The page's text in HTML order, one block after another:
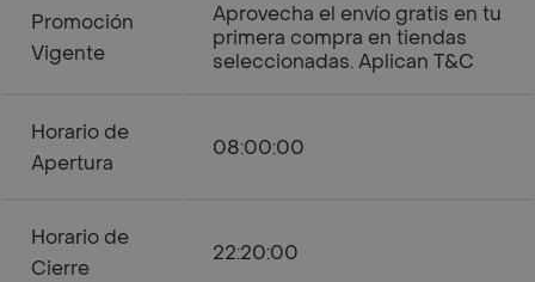
Promoción
Vigente
Aprovecha el envío gratis en tu
primera compra en tiendas
seleccionadas. Aplican T&C
Horario de
Apertura
08:00:00
Horario de
Cierre
22:20:00